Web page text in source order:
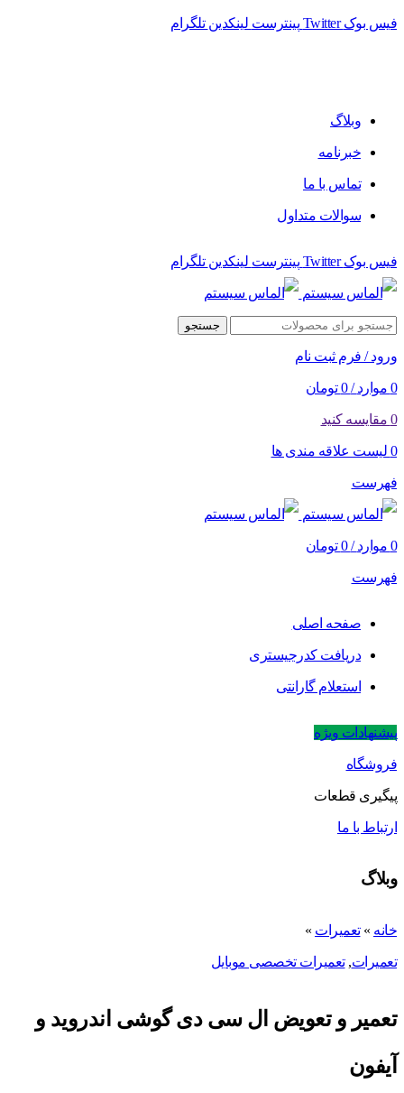
فیس بوک Twitter پینترست لینکدین تلگرام
وبلاگ
خبرنامه
تماس با ما
سوالات متداول
فیس بوک Twitter پینترست لینکدین تلگرام
جستجو
ورود / فرم ثبت نام
0 موارد /
0 تومان
0 مقایسه کنید
0 لیست علاقه مندی ها
فهرست
0 موارد /
0 تومان
فهرست
صفحه اصلی
دریافت کدرجیستری
استعلام گارانتی
پیشنهادات ویژه
فروشگاه
پیگیری قطعات
ارتباط با ما
وبلاگ
خانه »تعمیرات »
تعمیرات,تعمیرات تخصصی موبایل
تعمیر و تعویض ال سی دی گوشی اندروید و
آیفون